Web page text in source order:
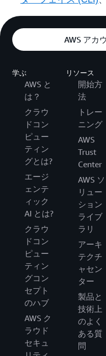
AWS アカ
学ぶ
AWS と
は？
クラウ
ドコン
ピュー
ティン
グとは?
エージ
ェンテ
ィック
AI とは?
クラウ
ドコン
ピュー
ティン
グコン
セプト
のハブ
AWS ク
ラウド
セキュ
リソース
開始方
法
トレー
ニング
AWS
Trust
Center
AWS ソ
リュー
ション
ライブ
ラリ
アーキ
テクチ
ャセン
ター
製品と
技術上
のよく
ある質
問